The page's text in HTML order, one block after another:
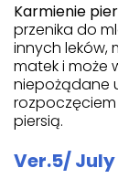
Karmienie
przenika do
innych leków,
matek i może
niepożądane
piersią.
Ver.5/